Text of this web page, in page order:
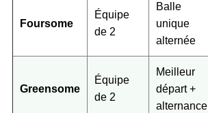
Foursome
Équipe
de 2
Balle
unique
alternée
Greensome
Équipe
de 2
Meilleur
départ +
alternance